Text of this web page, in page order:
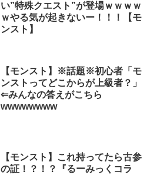
い”特殊クエスト”が登場ｗｗｗｗ
ｗやる気が起きないー！！！【モ
ンスト】
【モンスト】※話題※初心者「モ
ンストってどこからが上級者？」
⇐みんなの答えがこちら
wwwwwwww
【モンスト】これ持ってたら古参
の証！？！？『るーみっくコラ